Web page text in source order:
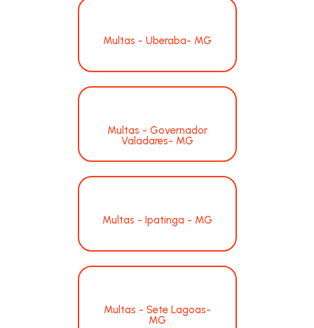
Multas - Uberaba- MG
Multas - Governador
Valadares- MG
Multas - Ipatinga - MG
Multas - Sete Lagoas-
MG